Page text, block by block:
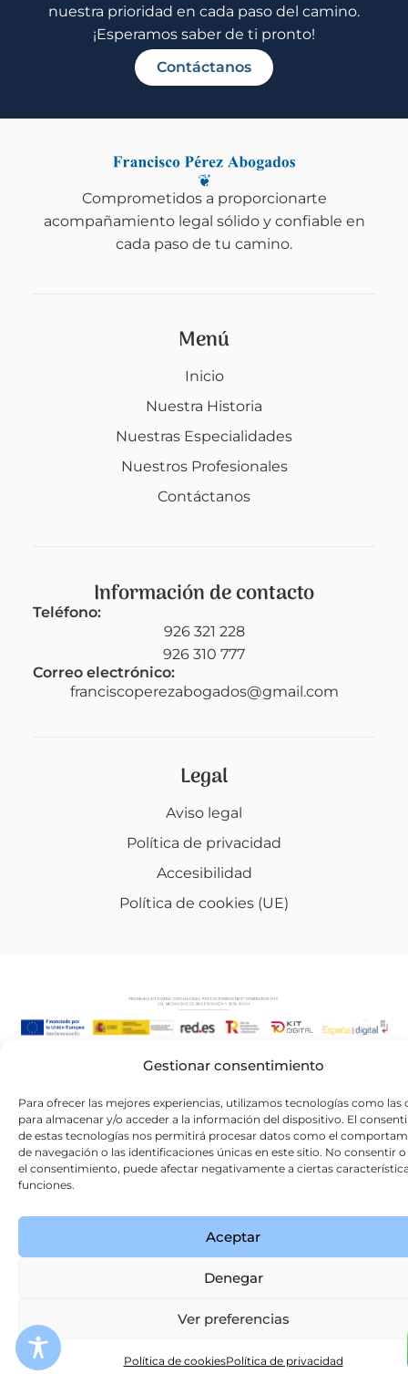
Gestionar consentimiento
Para ofrecer las mejores experiencias, utilizamos tecnologías como las
para almacenar y/o acceder a la información del dispositivo. El
de estas tecnologías nos permitirá procesar datos como el
de navegación o las identificaciones únicas en este sitio. No consentir
el consentimiento, puede afectar negativamente a ciertas
funciones.
Aceptar
Denegar
Ver preferencias
Política de cookiesPolítica de privacidad
nuestra prioridad en cada paso del camino.
¡Esperamos saber de ti pronto!
Contáctanos
Comprometidos a proporcionarte
acompañamiento legal sólido y confiable en
cada paso de tu camino.
Menú
Inicio
Nuestra Historia
Nuestras Especialidades
Nuestros Profesionales
Contáctanos
Información de contacto
Teléfono:
926 321 228
926 310 777
Correo electrónico:
franciscoperezabogados@gmail.com
Legal
Aviso legal
Política de privacidad
Accesibilidad
Política de cookies (UE)